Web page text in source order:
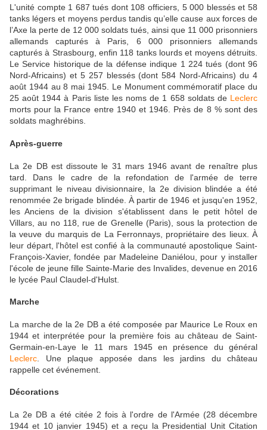
L'unité compte 1 687 tués dont 108 officiers, 5 000 blessés et 58
tanks légers et moyens perdus tandis qu’elle cause aux forces de
l’Axe la perte de 12 000 soldats tués, ainsi que 11 000 prisonniers
allemands capturés à Paris, 6 000 prisonniers allemands
capturés à Strasbourg, enfin 118 tanks lourds et moyens détruits.
Le Service historique de la défense indique 1 224 tués (dont 96
Nord-Africains) et 5 257 blessés (dont 584 Nord-Africains) du 4
août 1944 au 8 mai 1945. Le Monument commémoratif place du
25 août 1944 à Paris liste les noms de 1 658 soldats de Leclerc
morts pour la France entre 1940 et 1946. Près de 8 % sont des
soldats maghrébins.
Après-guerre
La 2e DB est dissoute le 31 mars 1946 avant de renaître plus
tard. Dans le cadre de la refondation de l'armée de terre
supprimant le niveau divisionnaire, la 2e division blindée a été
renommée 2e brigade blindée. À partir de 1946 et jusqu'en 1952,
les Anciens de la division s'établissent dans le petit hôtel de
Villars, au no 118, rue de Grenelle (Paris), sous la protection de
la veuve du marquis de La Ferronnays, propriétaire des lieux. À
leur départ, l'hôtel est confié à la communauté apostolique Saint-
François-Xavier, fondée par Madeleine Daniélou, pour y installer
l'école de jeune fille Sainte-Marie des Invalides, devenue en 2016
le lycée Paul Claudel-d'Hulst.
Marche
La marche de la 2e DB a été composée par Maurice Le Roux en
1944 et interprétée pour la première fois au château de Saint-
Germain-en-Laye le 11 mars 1945 en présence du général
Leclerc . Une plaque apposée dans les jardins du château
rappelle cet événement.
Décorations
La 2e DB a été citée 2 fois à l'ordre de l'Armée (28 décembre
1944 et 10 janvier 1945) et a reçu la Presidential Unit Citation